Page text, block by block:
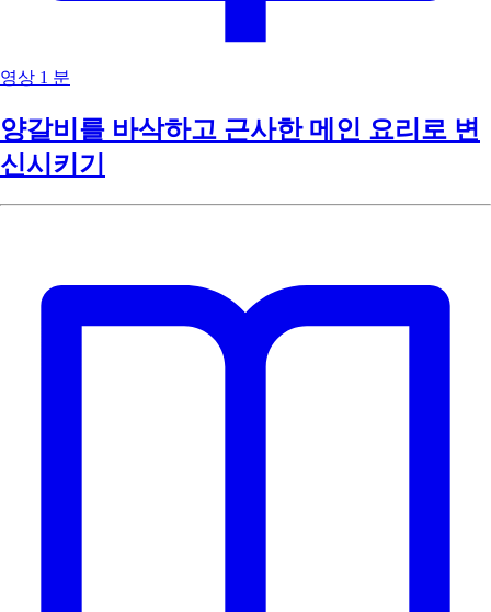
영상 1 분
양갈비를 바삭하고 근사한 메인 요리로 변
신시키기